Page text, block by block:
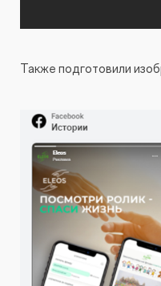
Также подготовили